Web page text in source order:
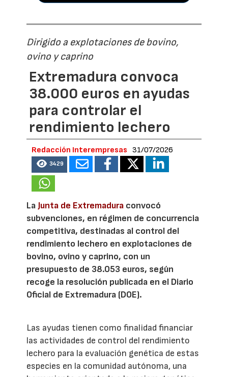
Dirigido a explotaciones de bovino,
ovino y caprino
Extremadura convoca
38.000 euros en ayudas
para controlar el
rendimiento lechero
Redacción Interempresas 31/07/2026
3429
LaJunta de Extremadura convocó
subvenciones, en régimen de concurrencia
competitiva, destinadas al control del
rendimiento lechero en explotaciones de
bovino, ovino y caprino, con un
presupuesto de 38.053 euros, según
recoge la resolución publicada en el Diario
Oficial de Extremadura (DOE).
Las ayudas tienen como finalidad financiar
las actividades de control del rendimiento
lechero para la evaluación genética de estas
especies en la comunidad autónoma, una